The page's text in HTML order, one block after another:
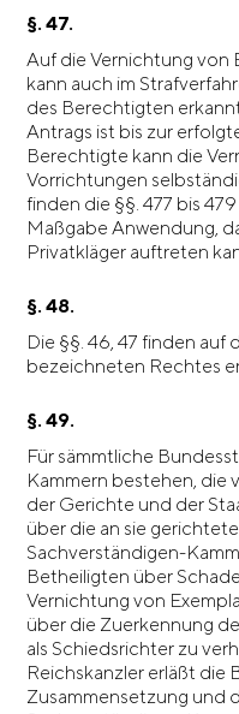
§. 47.
Auf die Vernichtung von
kann auch im
des Berechtigten
Antrags ist bis zur
Berechtigte kann die
Vorrichtungen
finden die §§. 477 bis
Maßgabe Anwendung,
Privatkläger auftreten
§. 48.
Die §§. 46, 47 finden auf
bezeichneten Rechtes
§. 49.
Für sämmtliche
Kammern bestehen, die
der Gerichte und der
über die an sie
Sachverständigen-
Betheiligten über
Vernichtung von
über die Zuerkennung
als Schiedsrichter zu
Reichskanzler erläßt die
Zusammensetzung und